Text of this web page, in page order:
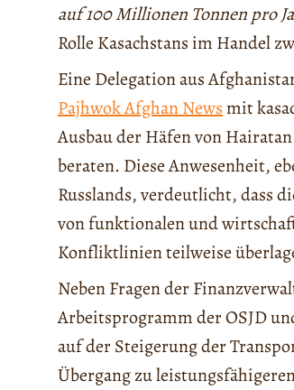
auf 100 Millionen Tonnen pro
Rolle Kasachstans im Handel
Eine Delegation aus
Pajhwok Afghan Newsmit
Ausbau der Häfen von
beraten. Diese Anwesenheit,
Russlands, verdeutlicht, dass
von funktionalen und
Konfliktlinien teilweise
Neben Fragen der
Arbeitsprogramm der OSJD
auf der Steigerung der
Übergang zu